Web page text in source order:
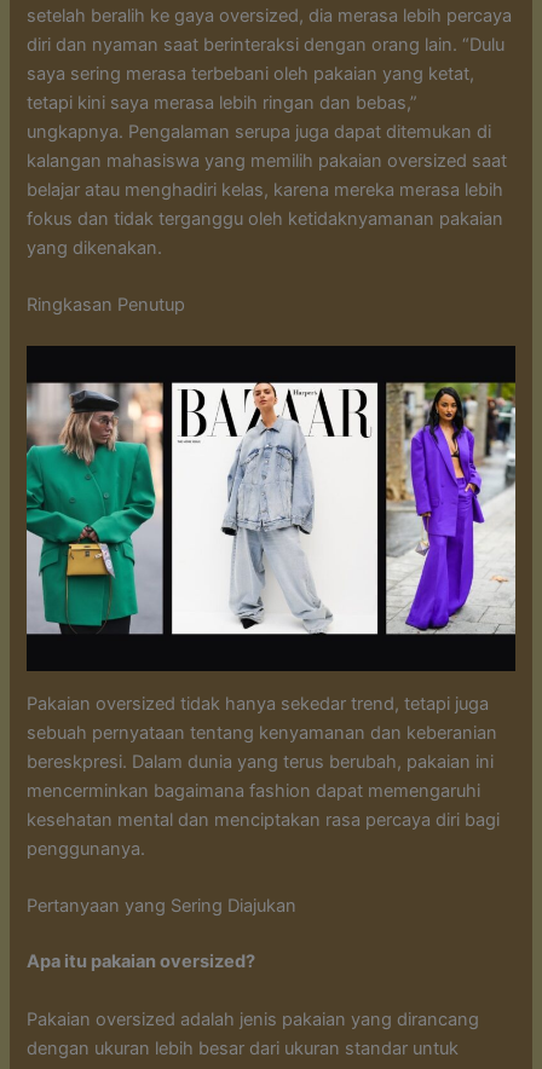
setelah beralih ke gaya oversized, dia merasa lebih percaya
diri dan nyaman saat berinteraksi dengan orang lain. “Dulu
saya sering merasa terbebani oleh pakaian yang ketat,
tetapi kini saya merasa lebih ringan dan bebas,”
ungkapnya. Pengalaman serupa juga dapat ditemukan di
kalangan mahasiswa yang memilih pakaian oversized saat
belajar atau menghadiri kelas, karena mereka merasa lebih
fokus dan tidak terganggu oleh ketidaknyamanan pakaian
yang dikenakan.
Ringkasan Penutup
Pakaian oversized tidak hanya sekedar trend, tetapi juga
sebuah pernyataan tentang kenyamanan dan keberanian
bereskpresi. Dalam dunia yang terus berubah, pakaian ini
mencerminkan bagaimana fashion dapat memengaruhi
kesehatan mental dan menciptakan rasa percaya diri bagi
penggunanya.
Pertanyaan yang Sering Diajukan
Apa itu pakaian oversized?
Pakaian oversized adalah jenis pakaian yang dirancang
dengan ukuran lebih besar dari ukuran standar untuk